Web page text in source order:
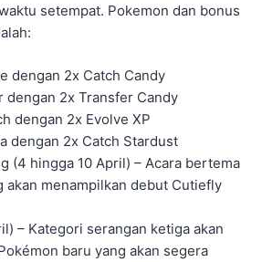
setempat. Pokemon dan bonus
dengan 2x Catch Candy
dengan 2x Transfer Candy
dengan 2x Evolve XP
dengan 2x Catch Stardust
(4 hingga 10 April) – Acara bertema
akan menampilkan debut Cutiefly
– Kategori serangan ketiga akan
baru yang akan segera